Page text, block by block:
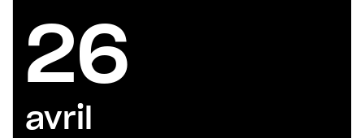
26
avril